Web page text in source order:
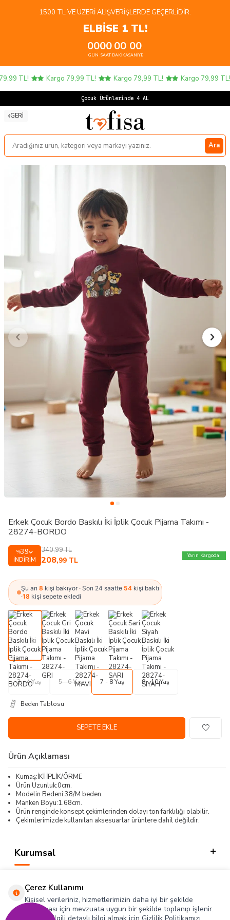
1500 TL VE ÜZERI ALIŞVERIŞLERDE GEÇERLIDIR.
ELBİSE 1 TL!
00
GÜN
00
SAAT
00
DAKIKA
00
SANIYE
TL! Kargo 79,99 TL! Kargo 79,99 TL! Kargo 79,99 TL!
Çocuk Ürünlerinde 4 AL 3
GERI
Ara
Erkek Çocuk Bordo Baskılı İki İplik Çocuk Pijama Takımı -
28274-BORDO
%39
İNDIRIM
340,99TL
208,99 TL
Yarın Kargoda!
Şu an 8 kişi bakıyor · Son 24 saatte 54 kişi baktı
·18 kişi sepete ekledi
3 - 4 Yaş 5 - 6 Yaş 7 - 8 Yaş 9 - 10 Yaş
Beden Tablosu
SEPETE EKLE
Ürün Açıklaması
Kumaş:İKİ İPLİK/ÖRME
Ürün Uzunluk:0cm.
Modelin Bedeni:38/M beden.
Manken Boyu:1.68cm.
Ürün renginde konsept çekimlerinden dolayı ton farklılığı olabilir.
Çekimlerimizde kullanılan aksesuarlar ürünlere dahil değildir.
Kurumsal
Hızlı Erişim
Çerez Kullanımı
Kişisel verileriniz, hizmetlerimizin daha iyi bir şekilde
sunulması için mevzuata uygun bir şekilde toplanıp işlenir.